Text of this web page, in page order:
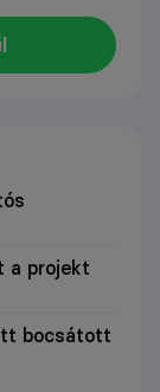
a projekt
bocsátott